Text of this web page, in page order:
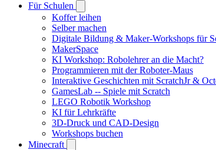
Für Schulen
Koffer leihen
Selber machen
Digitale Bildung & Maker-Workshops für
MakerSpace
KI Workshop: Robolehrer an die Macht?
Programmieren mit der Roboter-Maus
Interaktive Geschichten mit ScratchJr &
GamesLab -- Spiele mit Scratch
LEGO Robotik Workshop
KI für Lehrkräfte
3D-Druck und CAD-Design
Workshops buchen
Minecraft